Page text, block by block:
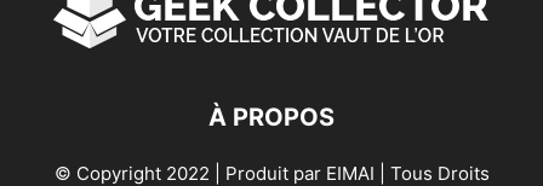
À PROPOS
© Copyright 2022 | Produit par EIMAI | Tous Droits